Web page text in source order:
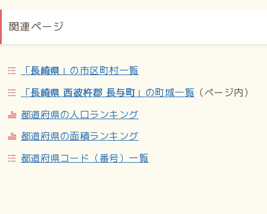
関連ページ
「長崎県 」の市区町村一覧
「長崎県 西彼杵郡 長与町 」の町域一覧 （ページ内）
都道府県の人口ランキング
都道府県の面積ランキング
都道府県コード（番号）一覧